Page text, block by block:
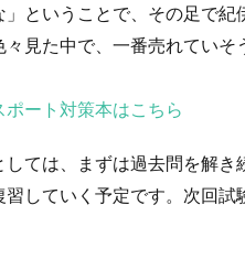
」ということで、その足で
々見た中で、一番売れてい
ート対策本はこちら
ては、まずは過去問を解
習していく予定です。次回